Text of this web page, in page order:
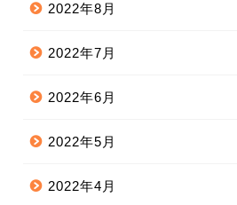
2022年8月
2022年7月
2022年6月
2022年5月
2022年4月